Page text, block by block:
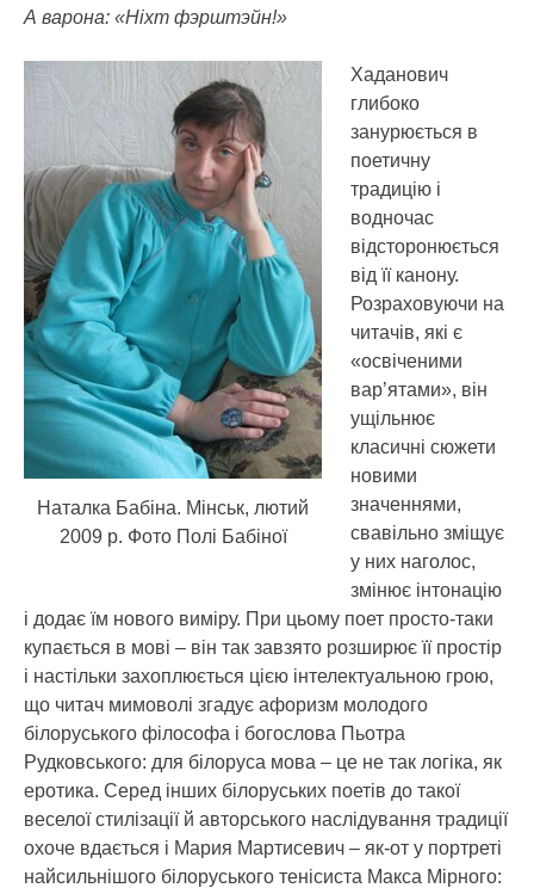
А варона: «Ніхт фэрштэйн!»
Наталка Бабіна. Мінськ, лютий
2009 р. Фото Полі Бабіної
Хаданович
глибоко
занурюється в
поетичну
традицію і
водночас
відсторонюється
від її канону.
Розраховуючи на
читачів, які є
«освіченими
вар’ятами», він
ущільнює
класичні сюжети
новими
значеннями,
свавільно зміщує
у них наголос,
змінює інтонацію
і додає їм нового виміру. При цьому поет просто-таки
купається в мові – він так завзято розширює її простір
і настільки захоплюється цією інтелектуальною грою,
що читач мимоволі згадує афоризм молодого
білоруського філософа і богослова Пьотра
Рудковського: для білоруса мова – це не так логіка, як
еротика. Серед інших білоруських поетів до такої
веселої стилізації й авторського наслідування традиції
охоче вдається і Мария Мартисевич – як-от у портреті
найсильнішого білоруського тенісиста Макса Мірного: